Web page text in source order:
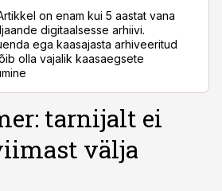
on enam kui 5 aastat vana
digitaalsesse arhiivi.
ega kaasajasta arhiveeritud
olla vajalik kaasaegsete
tarnijalt ei
välja